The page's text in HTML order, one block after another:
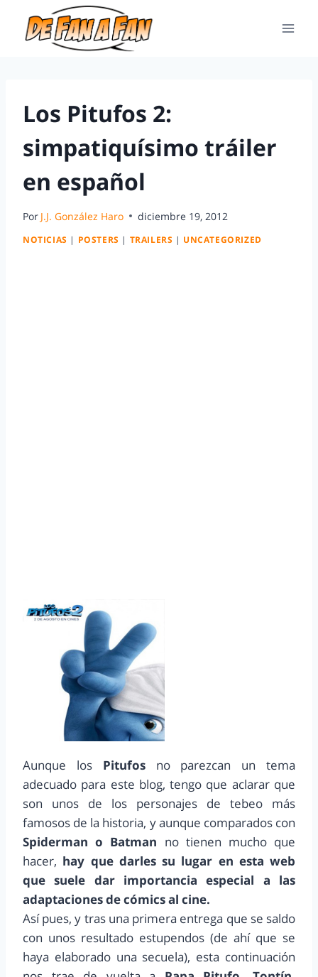
Los Pitufos 2:
simpatiquísimo tráiler
en español
Por J.J. González Haro diciembre 19, 2012
NOTICIAS | POSTERS | TRAILERS | UNCATEGORIZED
Aunque los Pitufosno parezcan un tema
adecuado para este blog, tengo que aclarar que
son unos de los personajes de tebeo más
famosos de la historia, y aunque comparados con
Spiderman o Batman no tienen mucho que
hacer, hay que darles su lugar en esta web
que suele dar importancia especial a las
adaptaciones de cómics al cine.
Así pues, y tras una primera entrega que se saldo
con unos resultado estupendos (de ahí que se
haya elaborado una secuela), esta continuación